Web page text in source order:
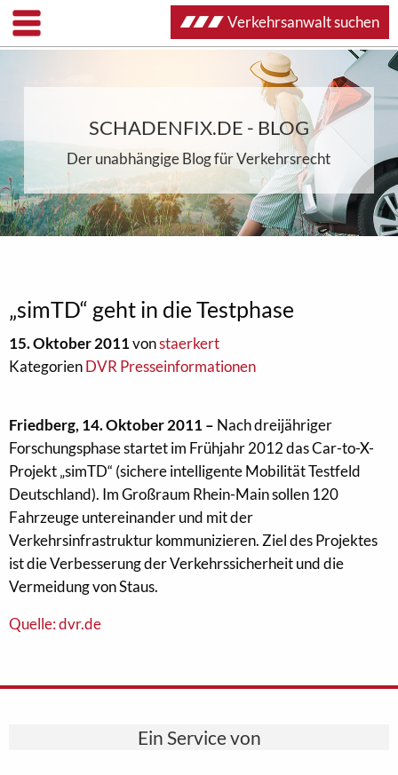
SCHADENFIX.DE - BLOG
Der unabhängige Blog für Verkehrsrecht
„simTD“ geht in die Testphase
15. Oktober 2011vonstaerkert
KategorienDVR Presseinformationen
Friedberg, 14. Oktober 2011 – Nach dreijähriger
Forschungsphase startet im Frühjahr 2012 das Car-to-X-
Projekt „simTD“ (sichere intelligente Mobilität Testfeld
Deutschland). Im Großraum Rhein-Main sollen 120
Fahrzeuge untereinander und mit der
Verkehrsinfrastruktur kommunizieren. Ziel des Projektes
ist die Verbesserung der Verkehrssicherheit und die
Vermeidung von Staus.
Quelle: dvr.de
Ein Service von
Verkehrsanwalt suchen